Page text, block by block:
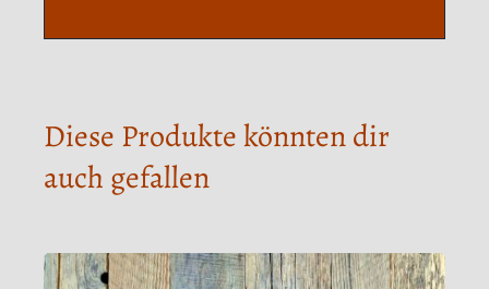
Diese Produkte könnten dir
auch gefallen